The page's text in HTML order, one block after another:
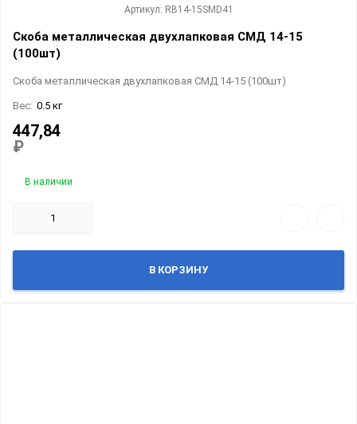
Артикул: RB14-15SMD41
Скоба металлическая двухлапковая СМД 14-15
(100шт)
Скоба металлическая двухлапковая СМД 14-15 (100шт)
Вес: 0.5 кг
447,84
₽
В наличии
В КОРЗИНУ